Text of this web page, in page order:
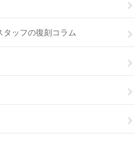
タッフの復刻コラム